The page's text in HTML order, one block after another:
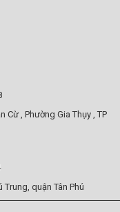
Cừ , Phường Gia Thụy , TP
quận Tân Phú